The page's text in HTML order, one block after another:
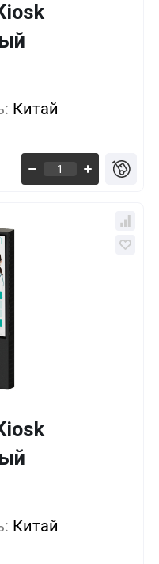
Китай
Китай